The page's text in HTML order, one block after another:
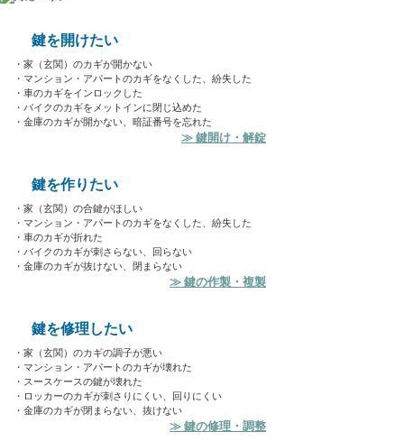
鍵を開けたい
・家（玄関）のカギが開かない
・マンション・アパートのカギをなくした、紛失した
・車のカギをインロックした
・バイクのカギをメットインに閉じ込めた
・金庫のカギが開かない、暗証番号を忘れた
≫ 鍵開け・解錠
鍵を作りたい
・家（玄関）の合鍵がほしい
・マンション・アパートのカギをなくした、紛失した
・車のカギが折れた
・バイクのカギが刺さらない、回らない
・金庫のカギが抜けない、閉まらない
≫ 鍵の作製・複製
鍵を修理したい
・家（玄関）のカギの調子が悪い
・マンション・アパートのカギが壊れた
・スースケースの鍵が壊れた
・ロッカーのカギが刺さりにくい、回りにくい
・金庫のカギが閉まらない、抜けない
≫ 鍵の修理・調整